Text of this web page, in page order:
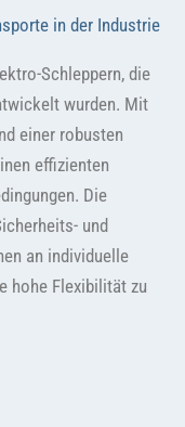
in der Industrie
Schleppern, die
wurden. Mit
einer robusten
effizienten
Die
und
an individuelle
hohe Flexibilität zu